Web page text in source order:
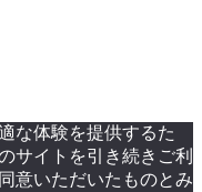
な体験を提供するた
サイトを引き続きご利
意いただいたものとみ